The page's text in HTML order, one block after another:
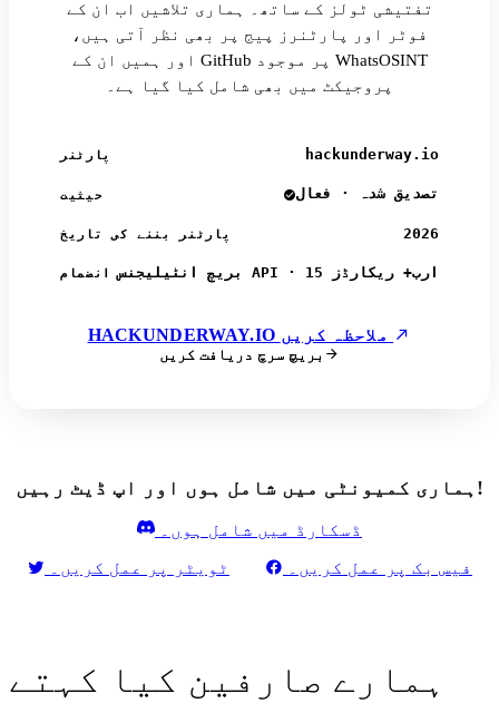
تفتیشی ٹولز کے ساتھ۔ ہماری تلاشیں اب ان کے
فوٹر اور پارٹنرز پیج پر بھی نظر آتی ہیں،
اور ہمیں ان کے GitHub پر موجود WhatsOSINT
پروجیکٹ میں بھی شامل کیا گیا ہے۔
پارٹنر hackunderway.io
حیثیت تصدیق شدہ · فعال
پارٹنر بننے کی تاریخ 2026
انضمام بریچ انٹیلیجنس API · 15 ارب+ ریکارڈز
بریچ سرچ دریافت کریں
ہماری کمیونٹی میں شامل ہوں اور اپ ڈیٹ رہیں!
ڈسکارڈ میں شامل ہوں۔
ٹویٹر پر عمل کریں۔
فیس بک پر عمل کریں۔
ہمارے صارفین کیا کہتے